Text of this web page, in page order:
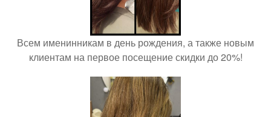
Всем именинникам в день рождения, а также новым
клиентам на первое посещение скидки до 20%!